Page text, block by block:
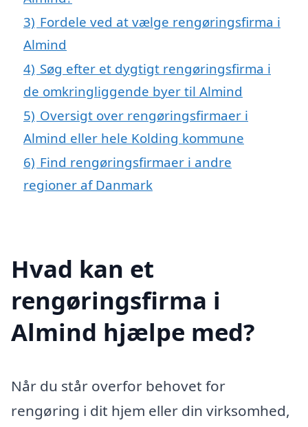
3) Fordele ved at vælge rengøringsfirma i
Almind
4) Søg efter et dygtigt rengøringsfirma i
de omkringliggende byer til Almind
5) Oversigt over rengøringsfirmaer i
Almind eller hele Kolding kommune
6) Find rengøringsfirmaer i andre
regioner af Danmark
Hvad kan et
rengøringsfirma i
Almind hjælpe med?
Når du står overfor behovet for
rengøring i dit hjem eller din virksomhed,